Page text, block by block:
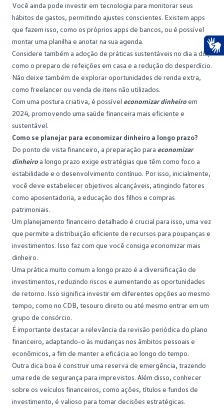
Você ainda pode investir em tecnologia para monitorar seus
hábitos de gastos, permitindo ajustes conscientes. Existem apps
que fazem isso, como os próprios apps de bancos, ou é possível
montar uma planilha e anotar na sua agenda.
Considere também a adoção de práticas sustentáveis no dia a dia,
como o preparo de refeições em casa e a redução do desperdício.
Não deixe também de explorar oportunidades de renda extra,
como freelancer ou venda de itens não utilizados.
Com uma postura criativa, é possível economizar dinheiroem
2024, promovendo uma saúde financeira mais eficiente e
sustentável.
Como se planejar para economizar dinheiro a longo prazo?
Do ponto de vista financeiro, a preparação para economizar
dinheiro a longo prazo exige estratégias que têm como foco a
estabilidade e o desenvolvimento contínuo. Por isso, inicialmente,
você deve estabelecer objetivos alcançáveis, atingindo fatores
como aposentadoria, a educação dos filhos e compras
patrimoniais.
Um planejamento financeiro detalhado é crucial para isso, uma vez
que permite a distribuição eficiente de recursos para poupanças e
investimentos. Isso faz com que você consiga economizar mais
dinheiro.
Uma prática muito comum a longo prazo é a diversificação de
investimentos, reduzindo riscos e aumentando as oportunidades
de retorno. Isso significa investir em diferentes opções ao mesmo
tempo, como no CDB, tesouro direto ou até mesmo entrar em um
grupo de consórcio.
É importante destacar a relevância da revisão periódica do plano
financeiro, adaptando-o às mudanças nos âmbitos pessoais e
econômicos, a fim de manter a eficácia ao longo do tempo.
Outra dica boa é construir uma reserva de emergência, trazendo
uma rede de segurança para imprevistos. Além disso, conhecer
sobre os veículos financeiros, como ações, títulos e fundos de
investimento, é valioso para tomar decisões estratégicas.